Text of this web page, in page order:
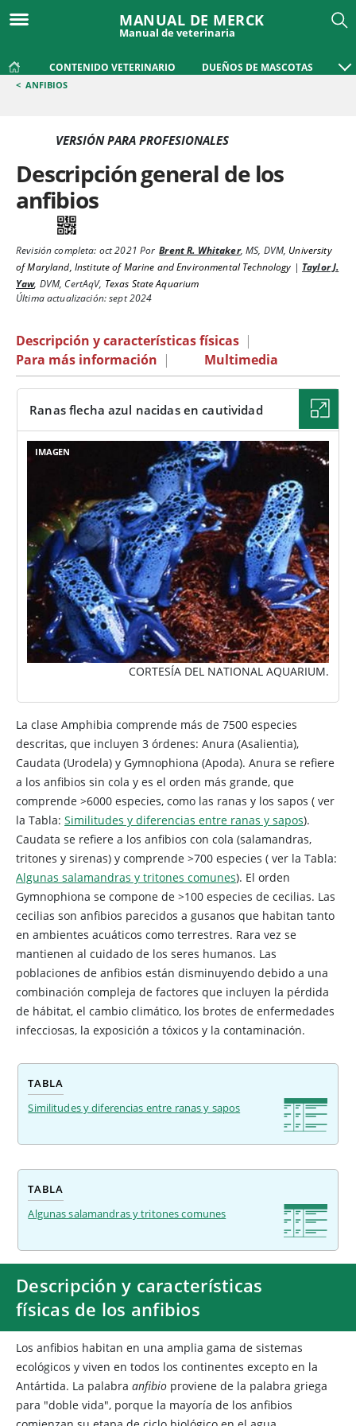
MANUAL DE MERCK
Manual de veterinaria
CONTENIDO VETERINARIO DUEÑOS DE MASCOTAS
< ANFIBIOS
VERSIÓN PARA PROFESIONALES
Descripción general de los
anfibios
Revisión completa: oct 2021 Por Brent R. Whitaker,MS, DVM, University
of Maryland, Institute of Marine and Environmental Technology | Taylor J.
Yaw, DVM, CertAqV, Texas State Aquarium
Última actualización: sept 2024
Descripción y características físicas |
Para más información | Multimedia
Ranas flecha azul nacidas en cautividad
IMAGEN
CORTESÍA DEL NATIONAL AQUARIUM.
La clase Amphibia comprende más de 7500 especies
descritas, que incluyen 3 órdenes: Anura (Asalientia),
Caudata (Urodela) y Gymnophiona (Apoda). Anura se refiere
a los anfibios sin cola y es el orden más grande, que
comprende >6000 especies, como las ranas y los sapos ( ver
la Tabla: Similitudes y diferencias entre ranas y sapos).
Caudata se refiere a los anfibios con cola (salamandras,
tritones y sirenas) y comprende >700 especies ( ver la Tabla:
Algunas salamandras y tritones comunes). El orden
Gymnophiona se compone de >100 especies de cecilias. Las
cecilias son anfibios parecidos a gusanos que habitan tanto
en ambientes acuáticos como terrestres. Rara vez se
mantienen al cuidado de los seres humanos. Las
poblaciones de anfibios están disminuyendo debido a una
combinación compleja de factores que incluyen la pérdida
de hábitat, el cambio climático, los brotes de enfermedades
infecciosas, la exposición a tóxicos y la contaminación.
TABLA
Similitudes y diferencias entre ranas y sapos
TABLA
Algunas salamandras y tritones comunes
Descripción y características
físicas de los anfibios
Los anfibios habitan en una amplia gama de sistemas
ecológicos y viven en todos los continentes excepto en la
Antártida. La palabra anfibio proviene de la palabra griega
para "doble vida", porque la mayoría de los anfibios